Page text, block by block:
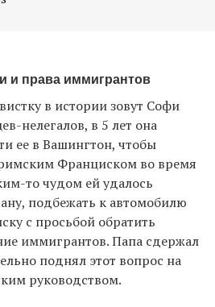
и права иммигрантов
в истории зовут Софи
нелегалов, в 5 лет она
ее в Вашингтон, чтобы
Франциском во время
то чудом ей удалось
подбежать к автомобилю
с просьбой обратить
иммигрантов. Папа сдержал
поднял этот вопрос на
руководством.